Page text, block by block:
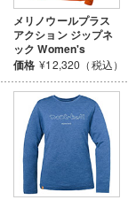
メリノウールプラス
アクション ジップネ
ック Women's
価格 ¥12,320（税込）